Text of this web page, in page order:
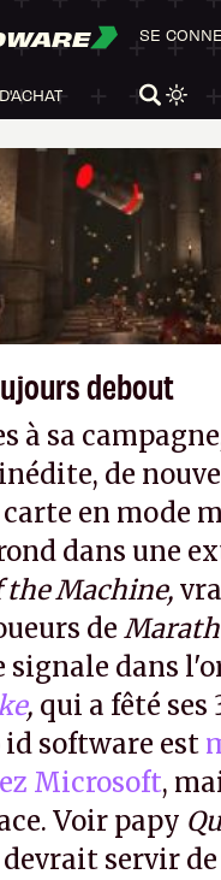
SE
debout
à sa
de
en mode
dans une
the Machine,
de
signale dans
, qui a fêté ses
software est
Microsoft,
Voir papy
servir